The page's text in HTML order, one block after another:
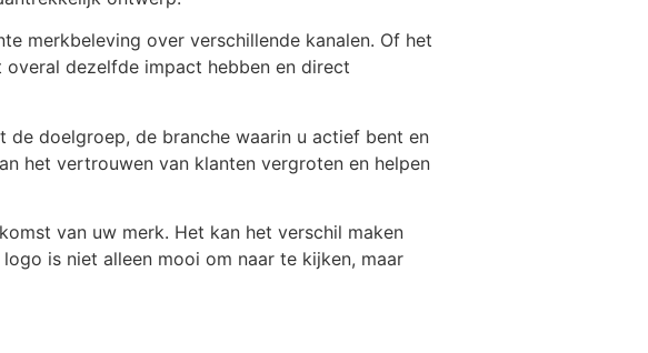
merkbeleving over verschillende kanalen. Of het
dezelfde impact hebben en direct
doelgroep, de branche waarin u actief bent en
het vertrouwen van klanten vergroten en helpen
van uw merk. Het kan het verschil maken
is niet alleen mooi om naar te kijken, maar